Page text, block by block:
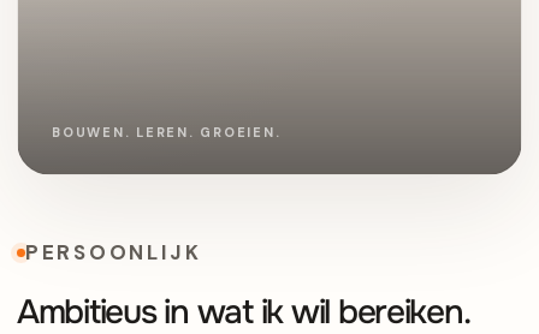
PERSOONLIJK
Ambitieus in wat ik wil bereiken.